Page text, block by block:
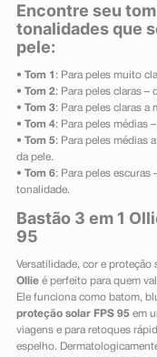
Encontre seu
tonalidades que
pele:
• Tom 1 : Para peles muito
• Tom 2: Para peles claras –
• Tom 3: Para peles claras a
• Tom 4: Para peles médias
• Tom 5: Para peles médias
da pele.
• Tom 6: Para peles escuras
tonalidade.
Bastão 3 em 1
95
Versatilidade, cor e
Ollieé perfeito para quem
Ele funciona como batom,
proteção solar FPS 95em
viagens e para retoques
espelho.